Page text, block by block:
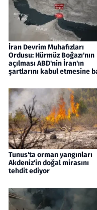
İran Devrim Muhafızları
Ordusu: Hürmüz Boğazı'nın
açılması ABD'nin İran'ın
şartlarını kabul etmesine
Tunus'ta orman yangınları
Akdeniz'in doğal mirasını
tehdit ediyor